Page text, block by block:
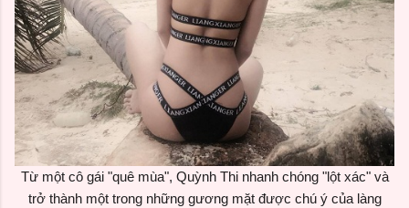
Từ một cô gái "quê mùa", Quỳnh Thi nhanh chóng "lột xác" và
trở thành một trong những gương mặt được chú ý của làng